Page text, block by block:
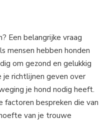
Een belangrijke vraag
mensen hebben honden
om gezond en gelukkig
richtlijnen geven over
je hond nodig heeft.
factoren bespreken die van
van je trouwe